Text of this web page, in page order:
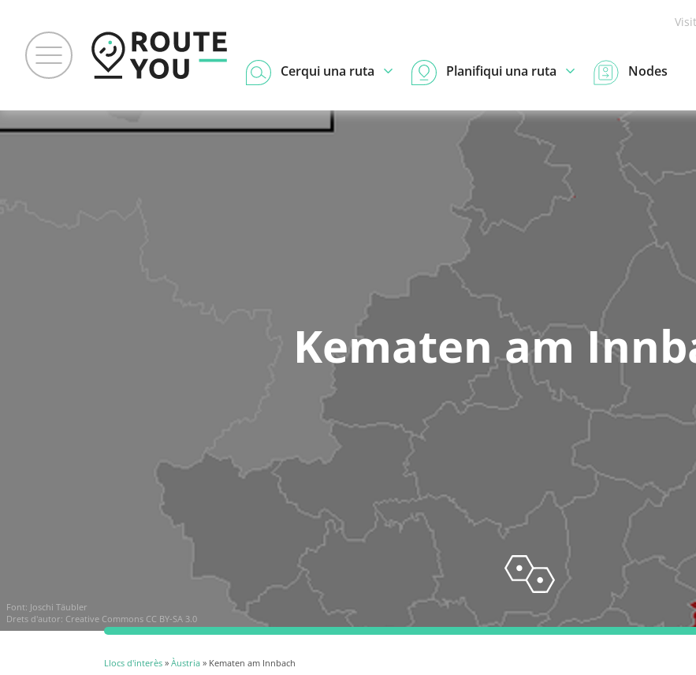
Cerqui una ruta Planifiqui una ruta Nodes
Kematen am
Font: Joschi Täubler
Drets d'autor: Creative Commons CC BY-SA 3.0
Llocs d'interès » Àustria » Kematen am Innbach